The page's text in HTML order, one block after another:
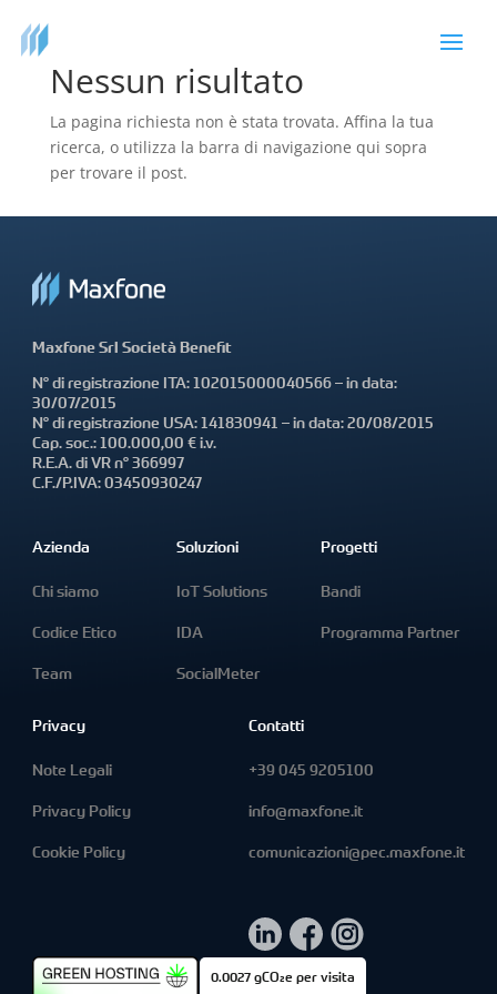
Nessun risultato
La pagina richiesta non è stata trovata. Affina la tua
ricerca, o utilizza la barra di navigazione qui sopra
per trovare il post.
Maxfone Srl Società Benefit
N° di registrazione ITA: 102015000040566 – in data:
30/07/2015
N° di registrazione USA: 141830941 – in data: 20/08/2015
Cap. soc.: 100.000,00 € i.v.
R.E.A. di VR n° 366997
C.F./P.IVA: 03450930247
Azienda
Chi siamo
Codice Etico
Team
Soluzioni
IoT Solutions
IDA
SocialMeter
Progetti
Bandi
Programma Partner
Privacy
Note Legali
Privacy Policy
Cookie Policy
Contatti
+39 045 9205100
info@maxfone.it
comunicazioni@pec.maxfone.it
0.0027 gCO₂e per visita